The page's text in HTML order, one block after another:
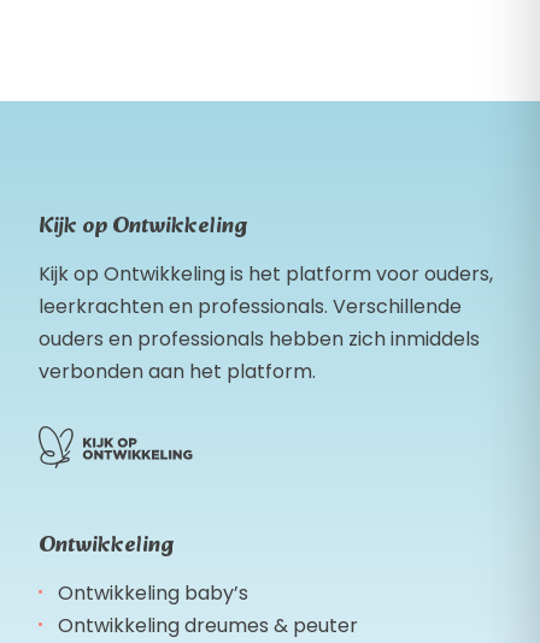
Kijk op Ontwikkeling
Kijk op Ontwikkeling is het platform voor ouders,
leerkrachten en professionals. Verschillende
ouders en professionals hebben zich inmiddels
verbonden aan het platform.
Ontwikkeling
Ontwikkeling baby’s
Ontwikkeling dreumes & peuter